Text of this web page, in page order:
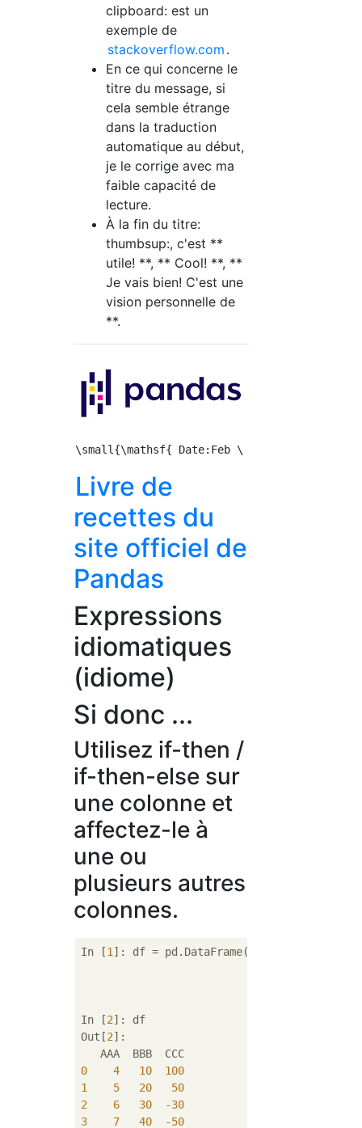
clipboard: est un
exemple de
stackoverflow.com .
En ce qui concerne le
titre du message, si
cela semble étrange
dans la traduction
automatique au début,
je le corrige avec ma
faible capacité de
lecture.
À la fin du titre:
thumbsup:, c'est **
utile! **, ** Cool! **, **
Je vais bien! C'est une
vision personnelle de
**.
Livre de
recettes du
site officiel de
Pandas
Expressions
idiomatiques
(idiome)
Si donc ...
Utilisez if-then /
if-then-else sur
une colonne et
affectez-le à
une ou
plusieurs autres
colonnes.
In [1 ]: df = pd.DataFrame({
In [2]: df
Out[2]:
0
4 10
100
1
5 20
50
2
6 30
-30
3
7 40 -50